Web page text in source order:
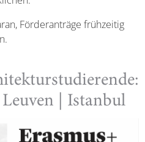
Förderanträge frühzeitig
| Istanbul